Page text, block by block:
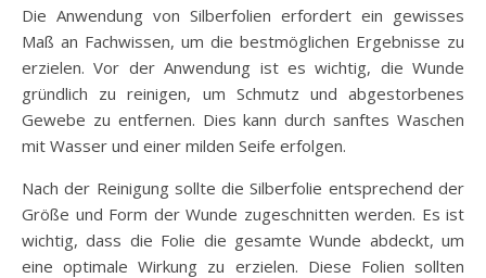
Die Anwendung von Silberfolien erfordert ein gewisses
Maß an Fachwissen, um die bestmöglichen Ergebnisse zu
erzielen. Vor der Anwendung ist es wichtig, die Wunde
gründlich zu reinigen, um Schmutz und abgestorbenes
Gewebe zu entfernen. Dies kann durch sanftes Waschen
mit Wasser und einer milden Seife erfolgen.
Nach der Reinigung sollte die Silberfolie entsprechend der
Größe und Form der Wunde zugeschnitten werden. Es ist
wichtig, dass die Folie die gesamte Wunde abdeckt, um
eine optimale Wirkung zu erzielen. Diese Folien sollten